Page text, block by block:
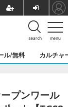
menu
search
ル/無料 カルチャ
プンワール